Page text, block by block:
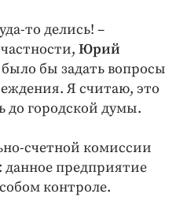
то делись! –
Юрий
бы задать вопросы
Я считаю, это
до городской думы.
счетной комиссии
данное предприятие
контроле.